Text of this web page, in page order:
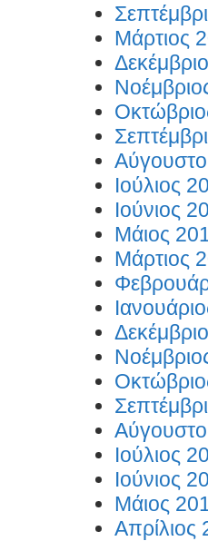
Μάρτιος
Ιούλιος
Ιούνιος
Μάιος
Μάρτιος
Ιούλιος
Ιούνιος
Μάιος
Απρίλιος